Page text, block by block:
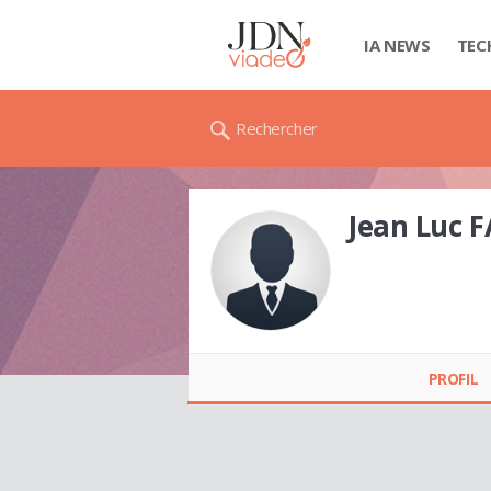
IA NEWS
Rechercher
Jean Luc
PROFIL